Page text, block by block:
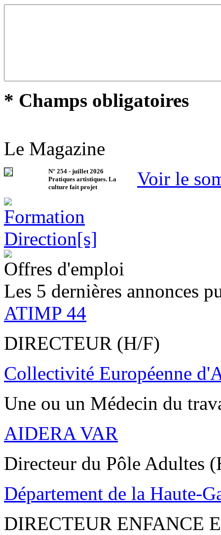
* Champs obligatoires
Le Magazine
N° 254 - juillet 2026
Pratiques artistiques. La
culture fait projet
Voir le
Offres d'emploi
Les 5 dernières annonces
ATIMP 44
DIRECTEUR (H/F)
Collectivité Européenne
Une ou un Médecin du
AIDERA VAR
Directeur du Pôle Adultes
Département de la Haute-
DIRECTEUR ENFANCE